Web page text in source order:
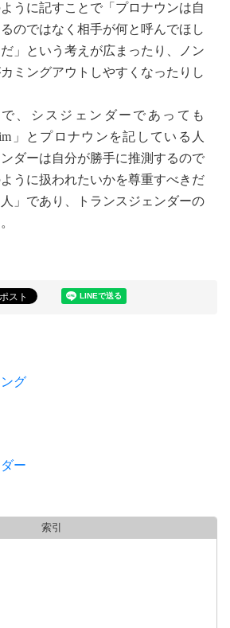
うに記すことで「プロナウンは自
のではなく相手が何と呼んでほし
」という考えが広まったり、ノン
ミングアウトしやすくなったりし
、シスジェンダーであっても
」とプロナウンを記している人
ダーは自分が勝手に推測するので
うに扱われたいかを尊重すべきだ
」であり、トランスジェンダーの
グ
ー
索引